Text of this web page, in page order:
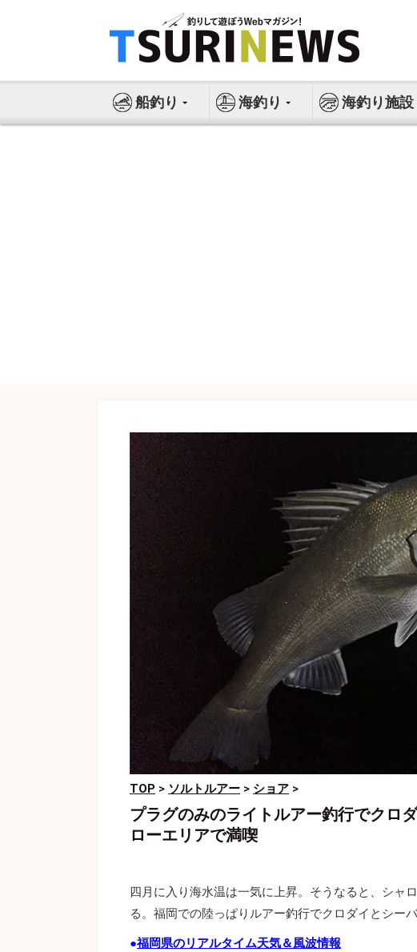
ス
船釣り 海釣り 海釣り施設
TOP > ソルトルアー > ショア >
プラグのみのライトルアー釣行でクロ
ローエリアで満喫
四月に入り海水温は一気に上昇。そうなると、シャ
る。福岡での陸っぱりルアー釣行でクロダイとシー
●福岡県のリアルタイム天気＆風波情報